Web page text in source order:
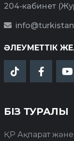
204-кабинет
ӘЛЕУМЕТТІК
БІЗ ТУРАЛЫ
ҚР Ақпарат